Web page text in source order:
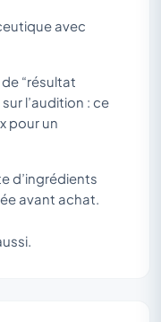
avec
“résultat
l’audition : ce
pour un
d’ingrédients
avant achat.